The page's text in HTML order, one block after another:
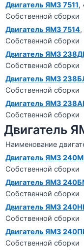
Двигатель ЯМЗ 7511,
Собственной сборки
Двигатель ЯМЗ 7514,
Собственной сборки
Двигатель ЯМЗ
Собственной сборки
Двигатель ЯМЗ
Собственной сборки
Двигатель ЯМЗ
Собственной сборки
Двигатель
Наименование
Двигатель ЯМЗ
Собственной сборки
Двигатель ЯМЗ
Собственной сборки
Двигатель ЯМЗ
Собственной сборки
Двигатель ЯМЗ
Собственной сборки